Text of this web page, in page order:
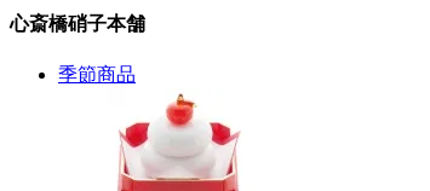
心斎橋硝子本舗
季節商品